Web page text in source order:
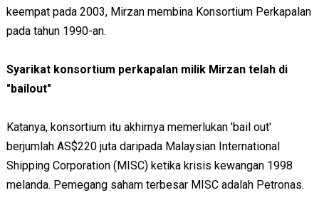
keempat pada 2003, Mirzan membina Konsortium Perkapalan
pada tahun 1990-an.
Syarikat konsortium perkapalan milik Mirzan telah di
"bailout"
Katanya, konsortium itu akhirnya memerlukan 'bail out'
berjumlah AS$220 juta daripada Malaysian International
Shipping Corporation (MISC) ketika krisis kewangan 1998
melanda. Pemegang saham terbesar MISC adalah Petronas.